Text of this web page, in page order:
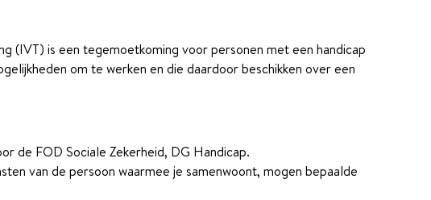
(IVT) is een tegemoetkoming voor personen met een handicap
om te werken en die daardoor beschikken over een
de FOD Sociale Zekerheid, DG Handicap.
van de persoon waarmee je samenwoont, mogen bepaalde